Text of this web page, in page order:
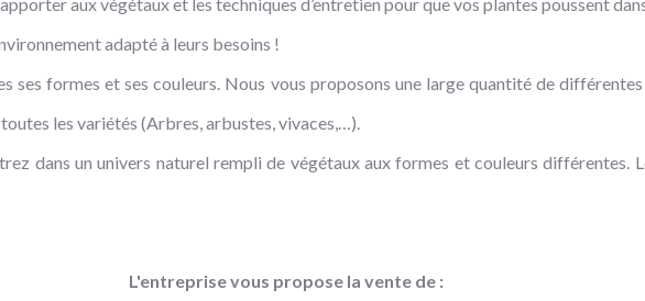
adapté à leurs besoins !
ses formes et ses couleurs. Nous vous proposons une large quantité de
les variétés (Arbres, arbustes, vivaces,…).
dans un univers naturel rempli de végétaux aux formes et couleurs différentes.
L'entreprise vous propose la vente de :